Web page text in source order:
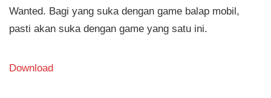
Wanted. Bagi yang suka dengan game balap mobil,
pasti akan suka dengan game yang satu ini.
Download